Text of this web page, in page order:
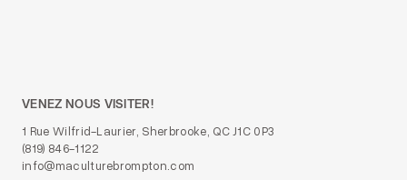
VENEZ NOUS VISITER!
1 Rue Wilfrid-Laurier, Sherbrooke, QC J1C 0P3
(819) 846-1122
info@maculturebrompton.com